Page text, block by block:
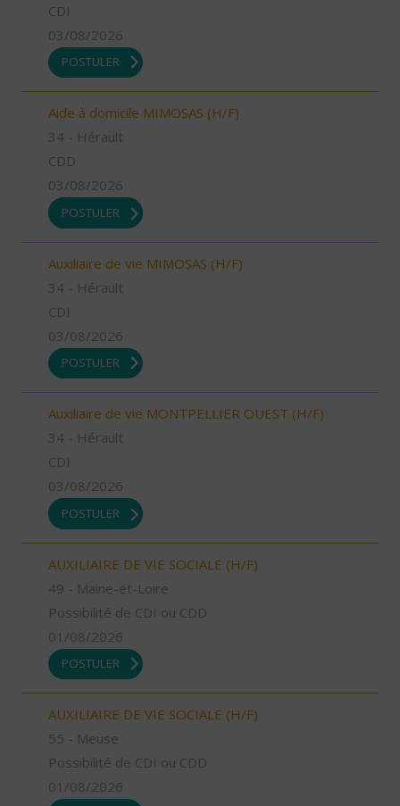
CDI
03/08/2026
POSTULER
Aide à domicile MIMOSAS (H/F)
34 - Hérault
CDD
03/08/2026
POSTULER
Auxiliaire de vie MIMOSAS (H/F)
34 - Hérault
CDI
03/08/2026
POSTULER
Auxiliaire de vie MONTPELLIER OUEST (H/F)
34 - Hérault
CDI
03/08/2026
POSTULER
AUXILIAIRE DE VIE SOCIALE (H/F)
49 - Maine-et-Loire
Possibilité de CDI ou CDD
01/08/2026
POSTULER
AUXILIAIRE DE VIE SOCIALE (H/F)
55 - Meuse
Possibilité de CDI ou CDD
01/08/2026